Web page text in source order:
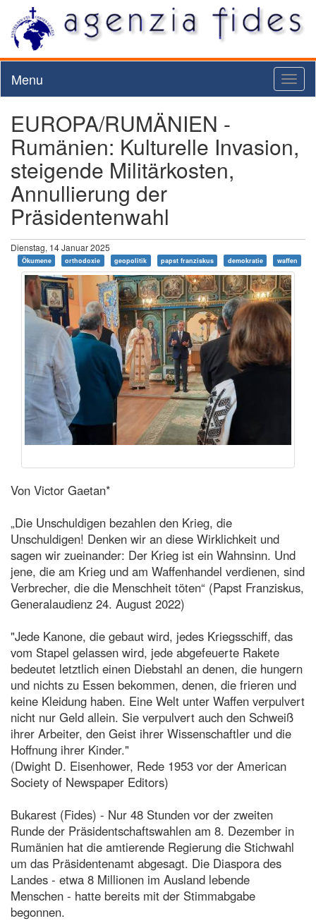
Menu
EUROPA/RUMÄNIEN -
Rumänien: Kulturelle Invasion,
steigende Militärkosten,
Annullierung der
Präsidentenwahl
Dienstag, 14 Januar 2025
Ökumene orthodoxie geopolitik papst franziskus demokratie waffen
Von Victor Gaetan*
„Die Unschuldigen bezahlen den Krieg, die
Unschuldigen! Denken wir an diese Wirklichkeit und
sagen wir zueinander: Der Krieg ist ein Wahnsinn. Und
jene, die am Krieg und am Waffenhandel verdienen, sind
Verbrecher, die die Menschheit töten“ (Papst Franziskus,
Generalaudienz 24. August 2022)
"Jede Kanone, die gebaut wird, jedes Kriegsschiff, das
vom Stapel gelassen wird, jede abgefeuerte Rakete
bedeutet letztlich einen Diebstahl an denen, die hungern
und nichts zu Essen bekommen, denen, die frieren und
keine Kleidung haben. Eine Welt unter Waffen verpulvert
nicht nur Geld allein. Sie verpulvert auch den Schweiß
ihrer Arbeiter, den Geist ihrer Wissenschaftler und die
Hoffnung ihrer Kinder."
(Dwight D. Eisenhower, Rede 1953 vor der American
Society of Newspaper Editors)
Bukarest (Fides) - Nur 48 Stunden vor der zweiten
Runde der Präsidentschaftswahlen am 8. Dezember in
Rumänien hat die amtierende Regierung die Stichwahl
um das Präsidentenamt abgesagt. Die Diaspora des
Landes - etwa 8 Millionen im Ausland lebende
Menschen - hatte bereits mit der Stimmabgabe
begonnen.